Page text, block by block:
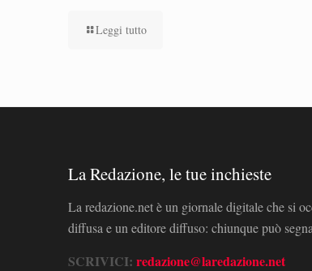
Leggi tutto
La Redazione, le tue inchieste
La redazione.net è un giornale digitale che si
diffusa e un editore diffuso: chiunque può
SCRIVICI: redazione@laredazione.net